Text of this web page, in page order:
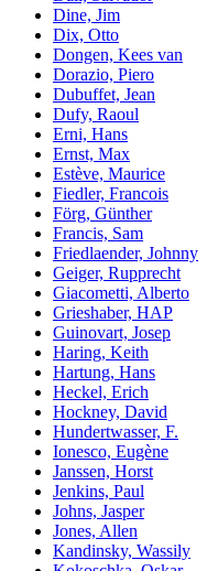
Dine, Jim
Dix, Otto
Dongen, Kees van
Dorazio, Piero
Dubuffet, Jean
Dufy, Raoul
Erni, Hans
Ernst, Max
Estève, Maurice
Fiedler, Francois
Förg, Günther
Francis, Sam
Friedlaender, Johnny
Geiger, Rupprecht
Giacometti, Alberto
Grieshaber, HAP
Guinovart, Josep
Haring, Keith
Hartung, Hans
Heckel, Erich
Hockney, David
Hundertwasser, F.
Ionesco, Eugène
Janssen, Horst
Jenkins, Paul
Johns, Jasper
Jones, Allen
Kandinsky, Wassily